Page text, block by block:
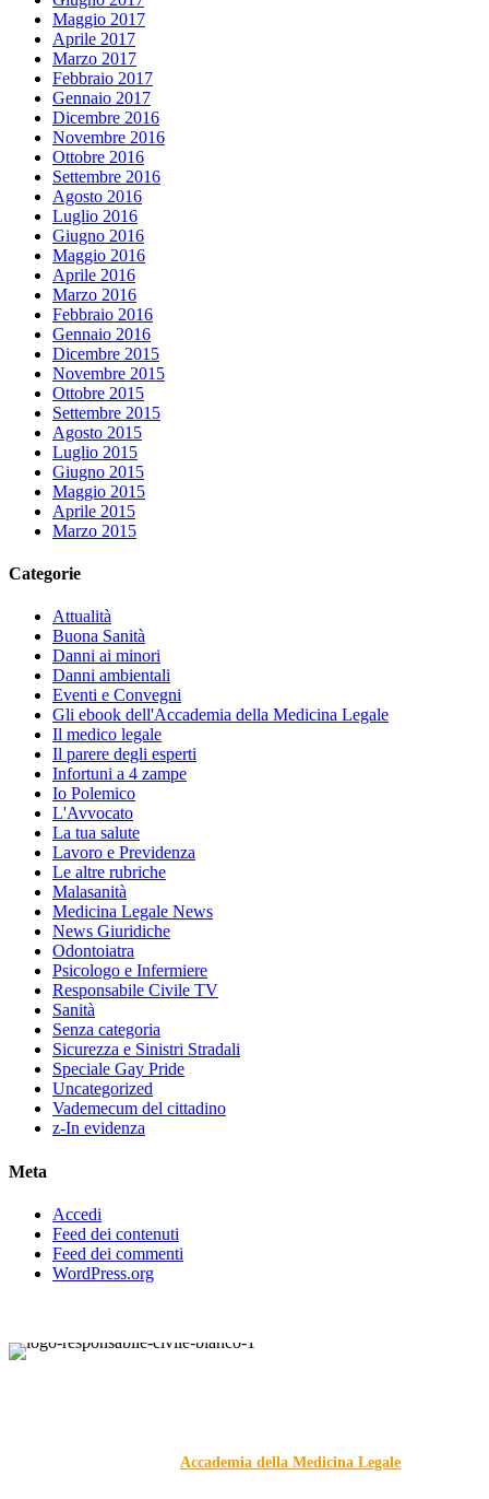
Maggio 2017
Aprile 2017
Marzo 2017
Febbraio 2017
Gennaio 2017
Dicembre 2016
Novembre 2016
Ottobre 2016
Settembre 2016
Agosto 2016
Luglio 2016
Giugno 2016
Maggio 2016
Aprile 2016
Marzo 2016
Febbraio 2016
Gennaio 2016
Dicembre 2015
Novembre 2015
Ottobre 2015
Settembre 2015
Agosto 2015
Luglio 2015
Giugno 2015
Maggio 2015
Aprile 2015
Marzo 2015
Categorie
Attualità
Buona Sanità
Danni ai minori
Danni ambientali
Eventi e Convegni
Gli ebook dell'Accademia della Medicina Legale
Il medico legale
Il parere degli esperti
Infortuni a 4 zampe
Io Polemico
L'Avvocato
La tua salute
Lavoro e Previdenza
Le altre rubriche
Malasanità
Medicina Legale News
News Giuridiche
Odontoiatra
Psicologo e Infermiere
Responsabile Civile TV
Sanità
Senza categoria
Sicurezza e Sinistri Stradali
Speciale Gay Pride
Uncategorized
Vademecum del cittadino
z-In evidenza
Meta
Accedi
Feed dei contenuti
Feed dei commenti
WordPress.org
Accademia della Medicina Legale